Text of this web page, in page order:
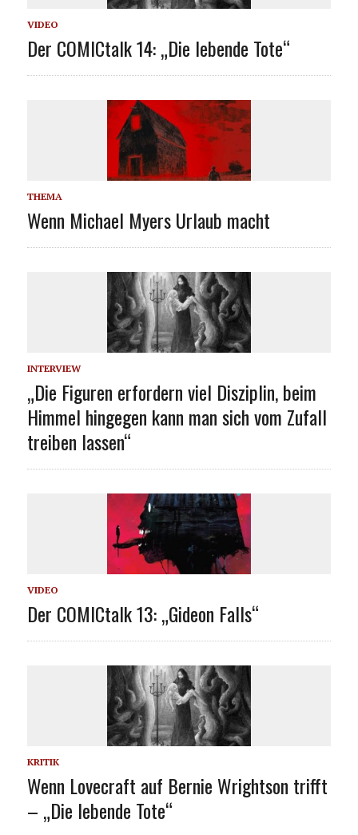
VIDEO
Der COMICtalk 14: „Die lebende Tote“
THEMA
Wenn Michael Myers Urlaub macht
INTERVIEW
„Die Figuren erfordern viel Disziplin, beim
Himmel hingegen kann man sich vom Zufall
treiben lassen“
VIDEO
Der COMICtalk 13: „Gideon Falls“
KRITIK
Wenn Lovecraft auf Bernie Wrightson trifft
– „Die lebende Tote“